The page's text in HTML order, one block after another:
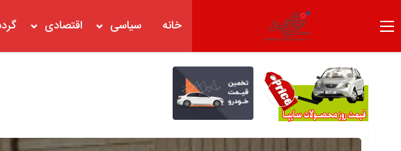
خانه سیاسی اقتصادی